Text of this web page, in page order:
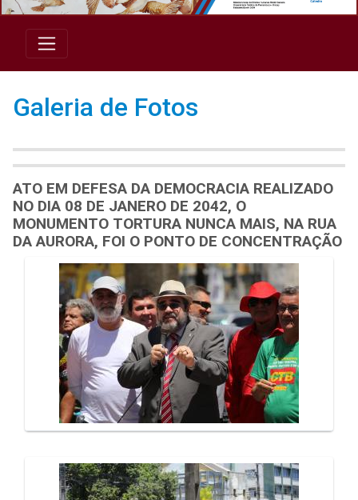
Galeria de Fotos
ATO EM DEFESA DA DEMOCRACIA REALIZADO
NO DIA 08 DE JANERO DE 2042, O
MONUMENTO TORTURA NUNCA MAIS, NA RUA
DA AURORA, FOI O PONTO DE CONCENTRAÇÃO
Galeria de Mídias